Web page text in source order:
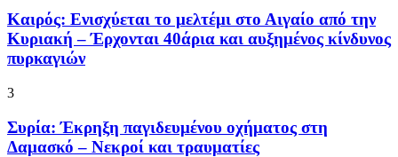
Καιρός: Ενισχύεται το μελτέμι στο Αιγαίο από την
Κυριακή – Έρχονται 40άρια και αυξημένος κίνδυνος
πυρκαγιών
3
Συρία: Έκρηξη παγιδευμένου οχήματος στη
Δαμασκό – Νεκροί και τραυματίες